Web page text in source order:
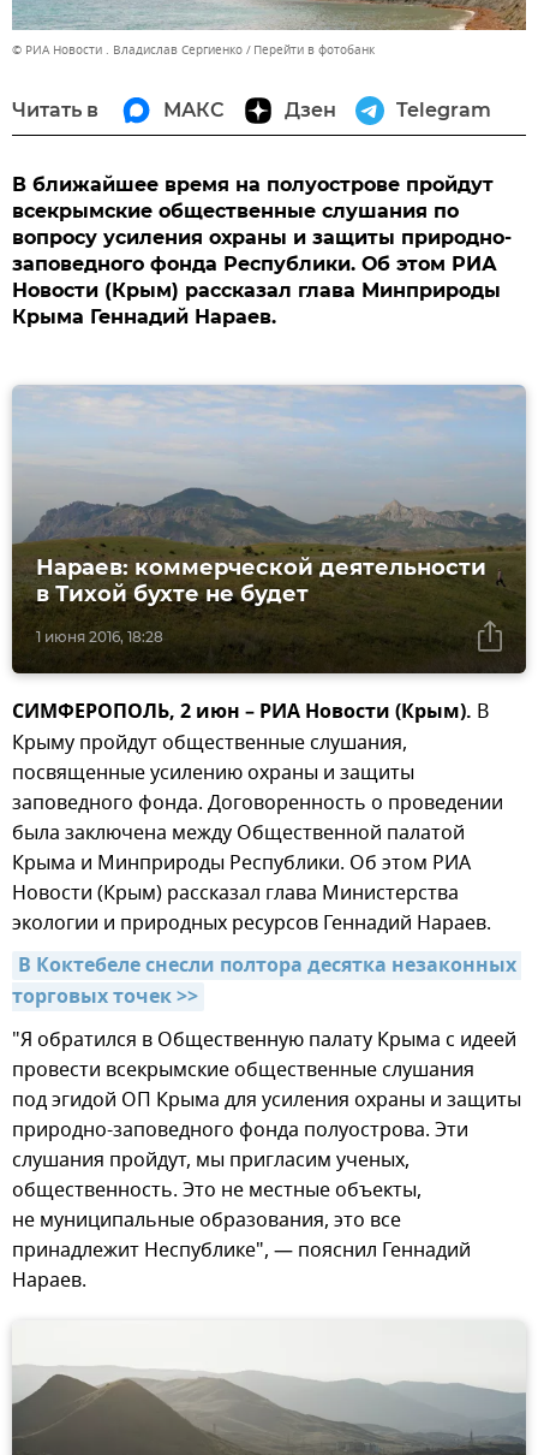
© РИА Новости . Владислав Сергиенко Перейти в фотобанк
Читать в МАКС Дзен Telegram
В ближайшее время на полуострове пройдут
всекрымские общественные слушания по
вопросу усиления охраны и защиты природно-
заповедного фонда Республики. Об этом РИА
Новости (Крым) рассказал глава Минприроды
Крыма Геннадий Нараев.
1 июня 2016, 18:28
Нараев: коммерческой деятельности
в Тихой бухте не будет
СИМФЕРОПОЛЬ, 2 июн – РИА Новости (Крым). В
Крыму пройдут общественные слушания,
посвященные усилению охраны и защиты
заповедного фонда. Договоренность о проведении
была заключена между Общественной палатой
Крыма и Минприроды Республики. Об этом РИА
Новости (Крым) рассказал глава Министерства
экологии и природных ресурсов Геннадий Нараев.
В Коктебеле снесли полтора десятка незаконных
торговых точек >>
"Я обратился в Общественную палату Крыма с идеей
провести всекрымские общественные слушания
под эгидой ОП Крыма для усиления охраны и защиты
природно-заповедного фонда полуострова. Эти
слушания пройдут, мы пригласим ученых,
общественность. Это не местные объекты,
не муниципальные образования, это все
принадлежит Hеспублике", — пояснил Геннадий
Нараев.